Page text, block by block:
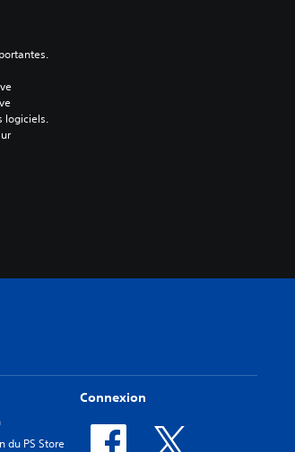
logiciels.
du PS Store
Connexion